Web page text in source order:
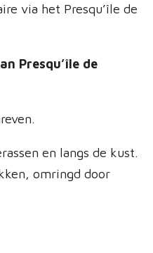
via het Presqu’île de
Presqu’île de
en langs de kust.
omringd door